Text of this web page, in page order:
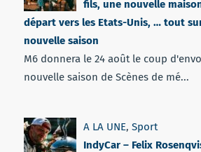
fils, une nouvelle
départ vers les Etats-Unis, … tout
nouvelle saison
M6 donnera le 24 août le coup
nouvelle saison de Scènes de mé...
A LA UNE, Sport
IndyCar – Felix